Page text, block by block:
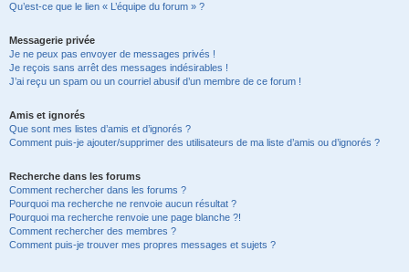
Qu’est-ce que le lien « L’équipe du forum » ?
Messagerie privée
Je ne peux pas envoyer de messages privés !
Je reçois sans arrêt des messages indésirables !
J’ai reçu un spam ou un courriel abusif d’un membre de ce forum !
Amis et ignorés
Que sont mes listes d’amis et d’ignorés ?
Comment puis-je ajouter/supprimer des utilisateurs de ma liste d’amis ou d’ignorés ?
Recherche dans les forums
Comment rechercher dans les forums ?
Pourquoi ma recherche ne renvoie aucun résultat ?
Pourquoi ma recherche renvoie une page blanche ?!
Comment rechercher des membres ?
Comment puis-je trouver mes propres messages et sujets ?